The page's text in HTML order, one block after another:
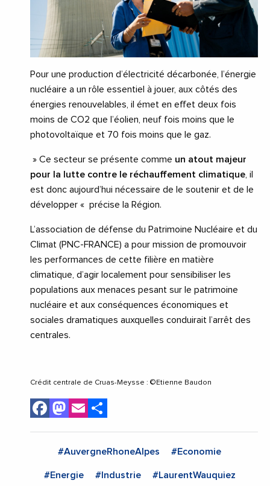
Pour une production d’électricité décarbonée, l’énergie
nucléaire a un rôle essentiel à jouer, aux côtés des
énergies renouvelables, il émet en effet deux fois
moins de CO2 que l’éolien, neuf fois moins que le
photovoltaïque et 70 fois moins que le gaz.
» Ce secteur se présente comme un atout majeur
pour la lutte contre le réchauffement climatique , il
est donc aujourd’hui nécessaire de le soutenir et de le
développer « précise la Région.
L’association de défense du Patrimoine Nucléaire et du
Climat (PNC-FRANCE) a pour mission de promouvoir
les performances de cette filière en matière
climatique, d’agir localement pour sensibiliser les
populations aux menaces pesant sur le patrimoine
nucléaire et aux conséquences économiques et
sociales dramatiques auxquelles conduirait l’arrêt des
centrales.
Crédit centrale de Cruas-Meysse : ©Etienne Baudon
Facebook
Mastodon
Email
#AuvergneRhoneAlpes #Economie
#Energie #Industrie #LaurentWauquiez